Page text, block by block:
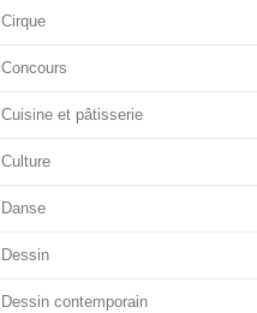
Cirque
Concours
Cuisine et pâtisserie
Culture
Danse
Dessin
Dessin contemporain